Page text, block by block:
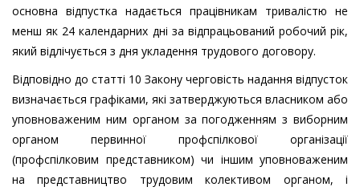
основна відпустка надається працівникам тривалістю не
менш як 24 календарних дні за відпрацьований робочий рік,
який відлічується з дня укладення трудового договору.
Відповідно до статті 10 Закону черговість надання відпусток
визначається графіками, які затверджуються власником або
уповноваженим ним органом за погодженням з виборним
органом первинної профспілкової організації
(профспілковим представником) чи іншим уповноваженим
на представництво трудовим колективом органом, і